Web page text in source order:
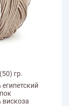
гр.
египетский
вискоза